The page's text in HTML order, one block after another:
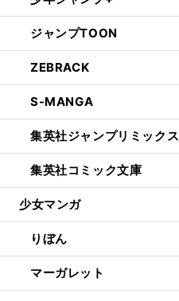
ジャンプTOON
ZEBRACK
S-MANGA
集英社ジャンプリミックス
集英社コミック文庫
少女マンガ
りぼん
マーガレット